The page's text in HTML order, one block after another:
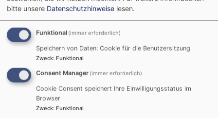
KnutCramer
bitte unsere Datenschutzhinweise lesen.
Funktional (immer erforderlich)
Speichern von Daten: Cookie für die Benutzersitzung
Zweck: Funktional
Consent Manager (immer erforderlich)
Cookie Consent speichert Ihre Einwilligungsstatus im
Browser
Zweck: Funktional